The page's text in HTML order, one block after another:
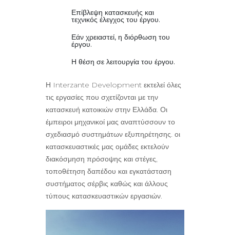
Επίβλεψη κατασκευής και
τεχνικός έλεγχος του έργου.
Εάν χρειαστεί, η διόρθωση του
έργου.
Η θέση σε λειτουργία του έργου.
Η Interzante Development εκτελεί όλες
τις εργασίες που σχετίζονται με την
κατασκευή κατοικιών στην Ελλάδα. Οι
έμπειροι μηχανικοί μας αναπτύσσουν το
σχεδιασμό συστημάτων εξυπηρέτησης. οι
κατασκευαστικές μας ομάδες εκτελούν
διακόσμηση πρόσοψης και στέγες,
τοποθέτηση δαπέδου και εγκατάσταση
συστήματος σέρβις καθώς και άλλους
τύπους κατασκευαστικών εργασιών.